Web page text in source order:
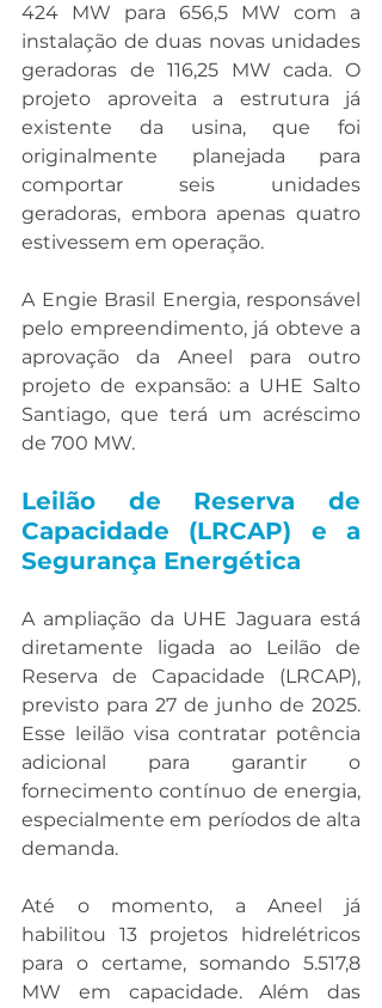
424 MW para 656,5 MW com a
instalação de duas novas unidades
geradoras de 116,25 MW cada. O
projeto aproveita a estrutura já
existente da usina, que foi
originalmente planejada para
comportar seis unidades
geradoras, embora apenas quatro
estivessem em operação.
A Engie Brasil Energia, responsável
pelo empreendimento, já obteve a
aprovação da Aneel para outro
projeto de expansão: a UHE Salto
Santiago, que terá um acréscimo
de 700 MW.
Leilão de Reserva de
Capacidade (LRCAP) e a
Segurança Energética
A ampliação da UHE Jaguara está
diretamente ligada ao Leilão de
Reserva de Capacidade (LRCAP),
previsto para 27 de junho de 2025.
Esse leilão visa contratar potência
adicional para garantir o
fornecimento contínuo de energia,
especialmente em períodos de alta
demanda.
Até o momento, a Aneel já
habilitou 13 projetos hidrelétricos
para o certame, somando 5.517,8
MW em capacidade. Além das